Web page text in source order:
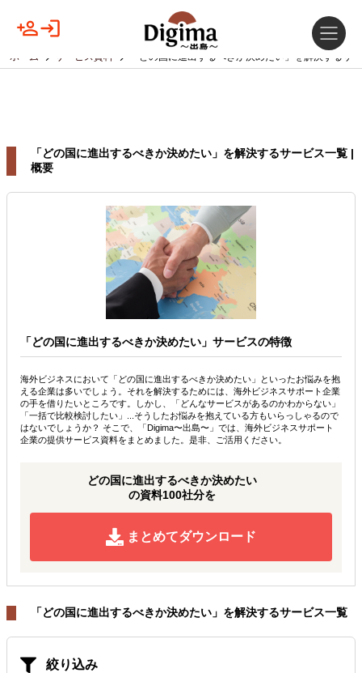
ホーム サービス資料 「どの国に進出するべきか決めたい」を解決するサ
「どの国に進出するべきか決めたい」を解決するサービス一覧 |
概要
「どの国に進出するべきか決めたい」サービスの特徴
海外ビジネスにおいて「どの国に進出するべきか決めたい」といったお悩みを抱
える企業は多いでしょう。それを解決するためには、海外ビジネスサポート企業
の手を借りたいところです。しかし、「どんなサービスがあるのかわからない」
「一括で比較検討したい」...そうしたお悩みを抱えている方もいらっしゃるので
はないでしょうか？ そこで、「Digima〜出島〜」では、海外ビジネスサポート
企業の提供サービス資料をまとめました。是非、ご活用ください。
どの国に進出するべきか決めたい
の資料100社分を
まとめてダウンロード
「どの国に進出するべきか決めたい」を解決するサービス一覧
絞り込み